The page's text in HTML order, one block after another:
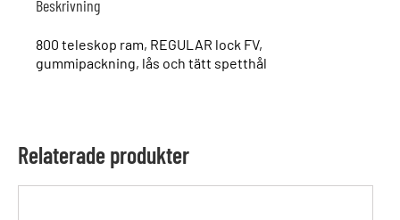
Beskrivning
800 teleskop ram, REGULAR lock FV,
gummipackning, lås och tätt spetthål
Relaterade produkter